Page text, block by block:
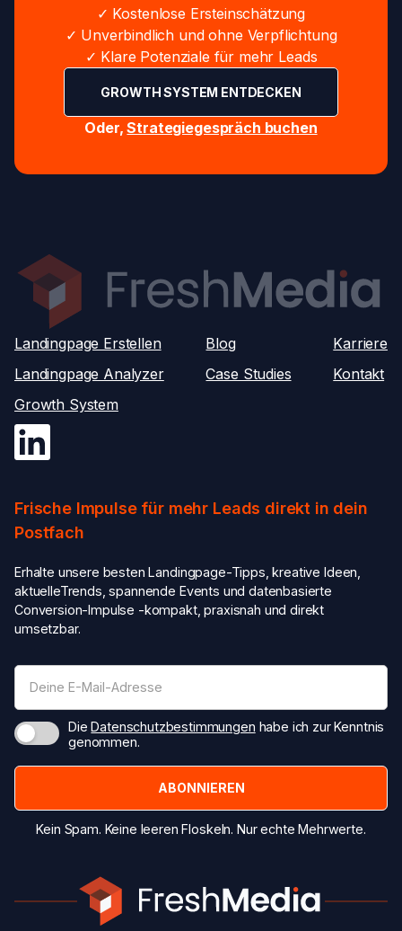
✓ Kostenlose Ersteinschätzung
✓ Unverbindlich und ohne Verpflichtung
✓ Klare Potenziale für mehr Leads
GROWTH SYSTEM ENTDECKEN
Oder,Strategiegespräch buchen
Landingpage Erstellen
Landingpage Analyzer
Growth System
Blog
Case Studies
Karriere
Kontakt
Frische Impulse für mehr Leads direkt in dein
Postfach
Erhalte unsere besten Landingpage-Tipps, kreative Ideen,
aktuelleTrends, spannende Events und datenbasierte
Conversion-Impulse -kompakt, praxisnah und direkt
umsetzbar.
DieDatenschutzbestimmungen habe ich zur Kenntnis
genommen.
Kein Spam. Keine leeren Floskeln. Nur echte Mehrwerte.